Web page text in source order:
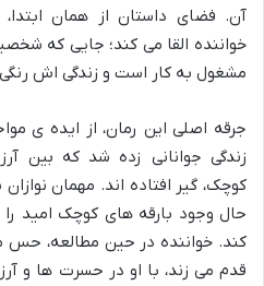
آن. فضای داستان از همان
خواننده القا می کند؛ جایی که
مشغول به کار است و زندگی اش
جرقه اصلی این رمان، از ایده ی
زندگی جوانانی زده شد که بین
کوچک، گیر افتاده اند. مهمان
حال وجود بارقه های کوچک امید
کند. خواننده در حین مطالعه، حس
قدم می زند، با او در حسرت ها و